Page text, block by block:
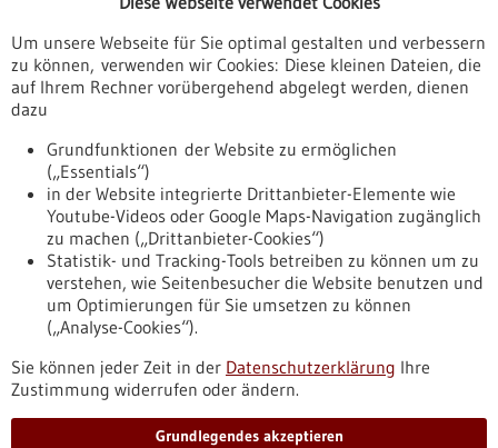
durch Künstliche Intelligenz
12.11.2025
Sundi: Bosch Health Campus und Charité starten
17.09.2025
KI-Modell prognostiziert Krankheitsrisiken Jahrzehnte
im Voraus
Nach oben
Informiert bleiben
Newsletter abonnieren
Um unsere Webseite für Sie optimal gestalten und verbessern
zu können, verwenden wir Cookies: Diese kleinen Dateien, die
auf Ihrem Rechner vorübergehend abgelegt werden, dienen
dazu
Grundfunktionen der Website zu ermöglichen
(„Essentials“)
in der Website integrierte Drittanbieter-Elemente wie
Youtube-Videos oder Google Maps-Navigation zugänglich
zu machen („Drittanbieter-Cookies“)
Statistik- und Tracking-Tools betreiben zu können um zu
verstehen, wie Seitenbesucher die Website benutzen und
um Optimierungen für Sie umsetzen zu können
(„Analyse-Cookies“).
Sie können jeder Zeit in der Datenschutzerklärung Ihre
Zustimmung widerrufen oder ändern.
Grundlegendes akzeptieren